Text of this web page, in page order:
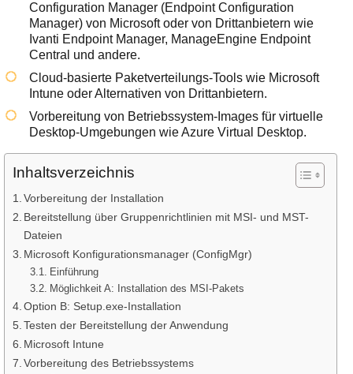
Configuration Manager (Endpoint Configuration
Manager) von Microsoft oder von Drittanbietern wie
Ivanti Endpoint Manager, ManageEngine Endpoint
Central und andere.
Cloud-basierte Paketverteilungs-Tools wie Microsoft
Intune oder Alternativen von Drittanbietern.
Vorbereitung von Betriebssystem-Images für virtuelle
Desktop-Umgebungen wie Azure Virtual Desktop.
Inhaltsverzeichnis
Vorbereitung der Installation
Bereitstellung über Gruppenrichtlinien mit MSI- und MST-
Dateien
Microsoft Konfigurationsmanager (ConfigMgr)
Einführung
Möglichkeit A: Installation des MSI-Pakets
Option B: Setup.exe-Installation
Testen der Bereitstellung der Anwendung
Microsoft Intune
Vorbereitung des Betriebssystems
E-Mail bestätigen